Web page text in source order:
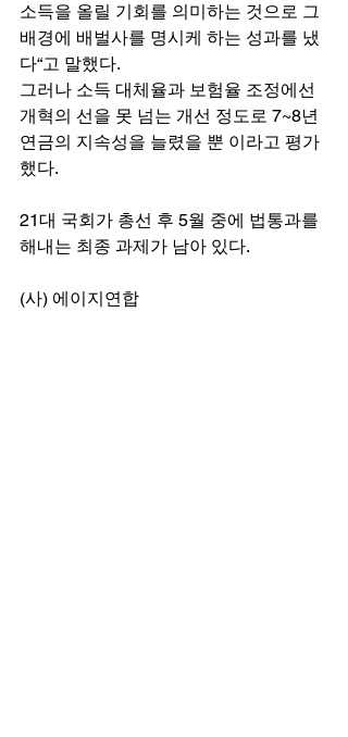
소득을 올릴 기회를 의미하는 것으로 그
배경에 배벌사를 명시케 하는 성과를 냈
다“고 말했다.
그러나 소득 대체율과 보험율 조정에선
개혁의 선을 못 넘는 개선 정도로 7~8년
연금의 지속성을 늘렸을 뿐 이라고 평가
했다.
21대 국회가 총선 후 5월 중에 법통과를
해내는 최종 과제가 남아 있다.
(사) 에이지연합